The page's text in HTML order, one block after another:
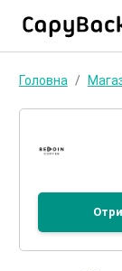
Головна